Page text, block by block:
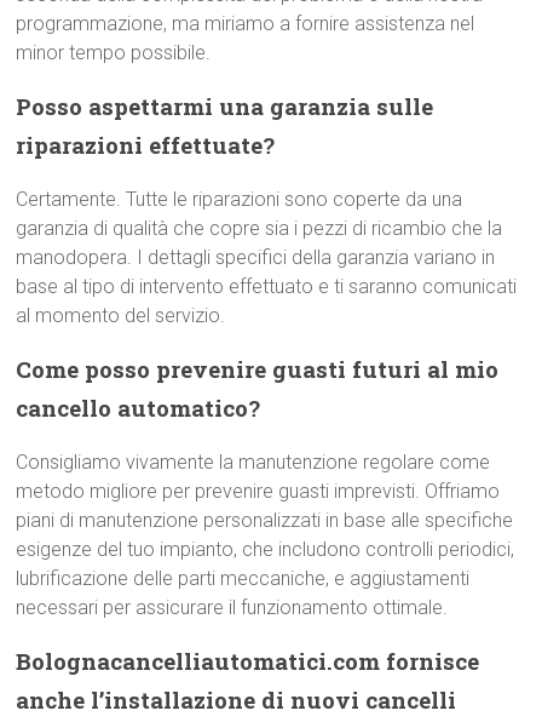
programmazione, ma miriamo a fornire assistenza nel
minor tempo possibile.
Posso aspettarmi una garanzia sulle
riparazioni effettuate?
Certamente. Tutte le riparazioni sono coperte da una
garanzia di qualità che copre sia i pezzi di ricambio che la
manodopera. I dettagli specifici della garanzia variano in
base al tipo di intervento effettuato e ti saranno comunicati
al momento del servizio.
Come posso prevenire guasti futuri al mio
cancello automatico?
Consigliamo vivamente la manutenzione regolare come
metodo migliore per prevenire guasti imprevisti. Offriamo
piani di manutenzione personalizzati in base alle specifiche
esigenze del tuo impianto, che includono controlli periodici,
lubrificazione delle parti meccaniche, e aggiustamenti
necessari per assicurare il funzionamento ottimale.
Bolognacancelliautomatici.com fornisce
anche l’installazione di nuovi cancelli